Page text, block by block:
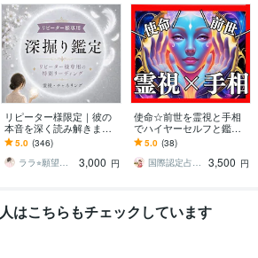
リピーター様限定｜彼の
本音を深く読み解きます
恋愛・人間関係・仕事な
ど幅広いお悩みを丁寧に
読み解きます
5.0 (346)
ララ⭐︎願望実現サポート
3,000 円
使命☆前世を霊視と手相
でハイヤーセルフと鑑定
します 魂の覚醒と次元上
昇☆人生の流れ、本質、
才能、過去世を霊感霊視
5.0 (38)
国際認定占い師ヒーラーいろは♡
3,500 円
はこちらもチェックしています